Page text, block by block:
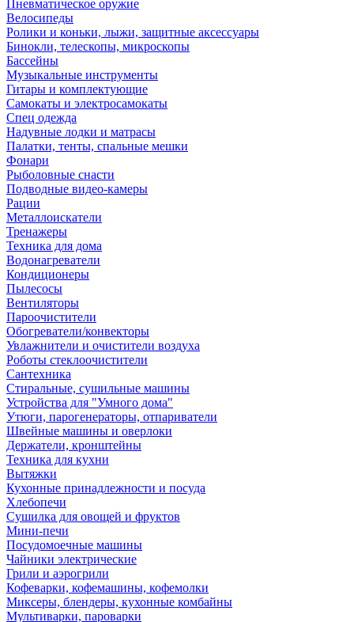
Пневматическое оружие
Велосипеды
Ролики и коньки, лыжи, защитные аксессуары
Бинокли, телескопы, микроскопы
Бассейны
Музыкальные инструменты
Гитары и комплектующие
Самокаты и электросамокаты
Спец одежда
Надувные лодки и матрасы
Палатки, тенты, спальные мешки
Фонари
Рыболовные снасти
Подводные видео-камеры
Рации
Металлоискатели
Тренажеры
Техника для дома
Водонагреватели
Кондиционеры
Пылесосы
Вентиляторы
Пароочистители
Обогреватели/конвекторы
Увлажнители и очистители воздуха
Роботы стеклоочистители
Сантехника
Стиральные, сушильные машины
Устройства для "Умного дома"
Утюги, парогенераторы, отпариватели
Швейные машины и оверлоки
Держатели, кронштейны
Техника для кухни
Вытяжки
Кухонные принадлежности и посуда
Хлебопечи
Сушилка для овощей и фруктов
Мини-печи
Посудомоечные машины
Чайники электрические
Грили и аэрогрили
Кофеварки, кофемашины, кофемолки
Миксеры, блендеры, кухонные комбайны
Мультиварки, пароварки